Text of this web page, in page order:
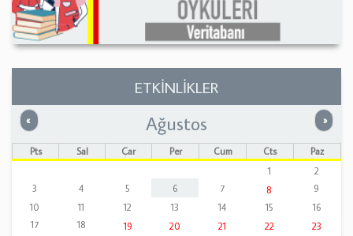
ETKİNLİKLER
« Önceki »
Ağustos
Pts Sal Çar Per Cum Cts
Paz
1
2
3
4 5 6 7 8
9
10
11 12 13 14 15
16
17
18 19 20 21 22
23